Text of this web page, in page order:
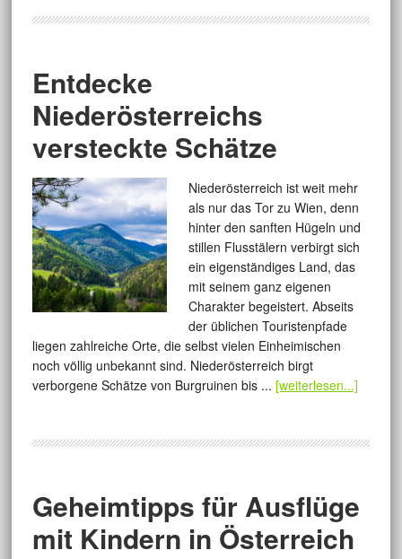
Entdecke
Niederösterreichs
versteckte Schätze
Niederösterreich ist weit mehr
als nur das Tor zu Wien, denn
hinter den sanften Hügeln und
stillen Flusstälern verbirgt sich
ein eigenständiges Land, das
mit seinem ganz eigenen
Charakter begeistert. Abseits
der üblichen Touristenpfade
liegen zahlreiche Orte, die selbst vielen Einheimischen
noch völlig unbekannt sind. Niederösterreich birgt
verborgene Schätze von Burgruinen bis ... [weiterlesen...]
Geheimtipps für Ausflüge
mit Kindern in Österreich